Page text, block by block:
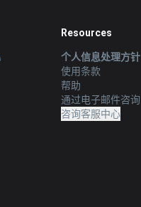
Resources
个人信息处理方针
使用条款
帮助
通过电子邮件咨询
咨询客服中心